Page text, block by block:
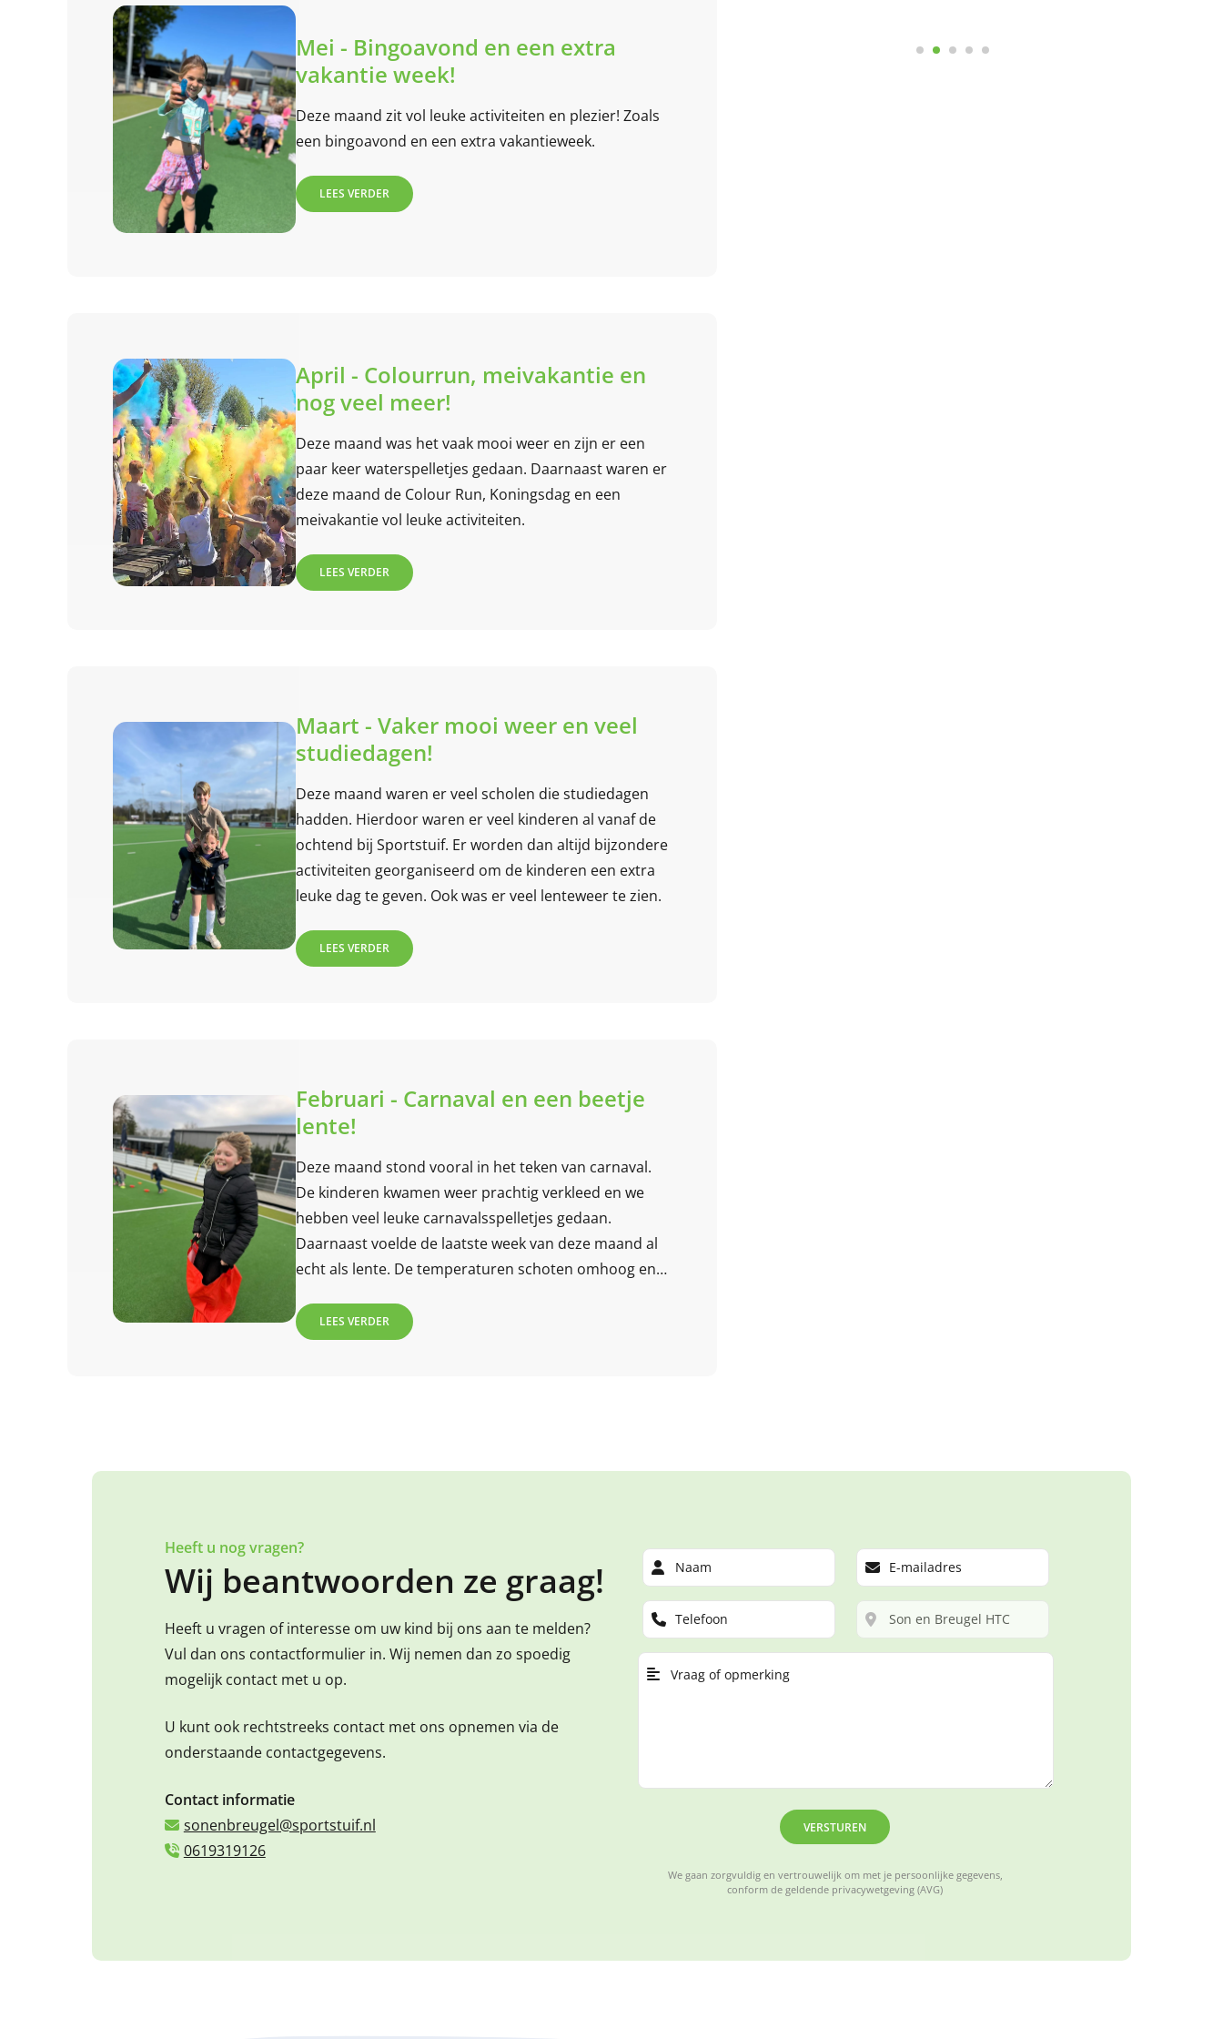
Mei - Bingoavond en een extra
vakantie week!
Deze maand zit vol leuke activiteiten en plezier! Zoals
een bingoavond en een extra vakantieweek.
LEES VERDER
April - Colourrun, meivakantie en
nog veel meer!
Deze maand was het vaak mooi weer en zijn er een
paar keer waterspelletjes gedaan. Daarnaast waren er
deze maand de Colour Run, Koningsdag en een
meivakantie vol leuke activiteiten.
LEES VERDER
Maart - Vaker mooi weer en veel
studiedagen!
Deze maand waren er veel scholen die studiedagen
hadden. Hierdoor waren er veel kinderen al vanaf de
ochtend bij Sportstuif. Er worden dan altijd bijzondere
activiteiten georganiseerd om de kinderen een extra
leuke dag te geven. Ook was er veel lenteweer te zien.
LEES VERDER
Februari - Carnaval en een beetje
lente!
Deze maand stond vooral in het teken van carnaval.
De kinderen kwamen weer prachtig verkleed en we
hebben veel leuke carnavalsspelletjes gedaan.
Daarnaast voelde de laatste week van deze maand al
echt als lente. De temperaturen schoten omhoog en
LEES VERDER
Heeft u nog vragen?
Wij beantwoorden ze graag!
Heeft u vragen of interesse om uw kind bij ons aan te melden?
Vul dan ons contactformulier in. Wij nemen dan zo spoedig
mogelijk contact met u op.
U kunt ook rechtstreeks contact met ons opnemen via de
onderstaande contactgegevens.
Contact informatie
sonenbreugel@sportstuif.nl
0619319126
VERSTUREN
We gaan zorgvuldig en vertrouwelijk om met je persoonlijke gegevens,
conform de geldende privacywetgeving (AVG)